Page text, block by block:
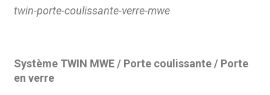
twin-porte-coulissante-verre-mwe
Système TWIN MWE / Porte coulissante / Porte
en verre